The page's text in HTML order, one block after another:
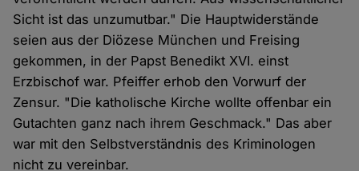
Sicht ist das unzumutbar." Die Hauptwiderstände
seien aus der Diözese München und Freising
gekommen, in der Papst Benedikt XVI. einst
Erzbischof war. Pfeiffer erhob den Vorwurf der
Zensur. "Die katholische Kirche wollte offenbar ein
Gutachten ganz nach ihrem Geschmack." Das aber
war mit den Selbstverständnis des Kriminologen
nicht zu vereinbar.